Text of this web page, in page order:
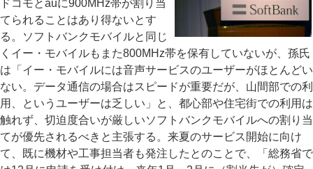
ドコモとauに900MHz帯が割り当
てられることはあり得ないとす
る。ソフトバンクモバイルと同じ
くイー・モバイルもまた800MHz帯を保有していないが、孫氏
は「イー・モバイルには音声サービスのユーザーがほとんどい
ない。データ通信の場合はスピードが重要だが、山間部での利
用、というユーザーは乏しい」と、都心部や住宅街での利用は
触れず、切迫度合いが厳しいソフトバンクモバイルへの割り当
てが優先されるべきと主張する。来夏のサービス開始に向け
て、既に機材や工事担当者も発注したとのことで、「総務省で